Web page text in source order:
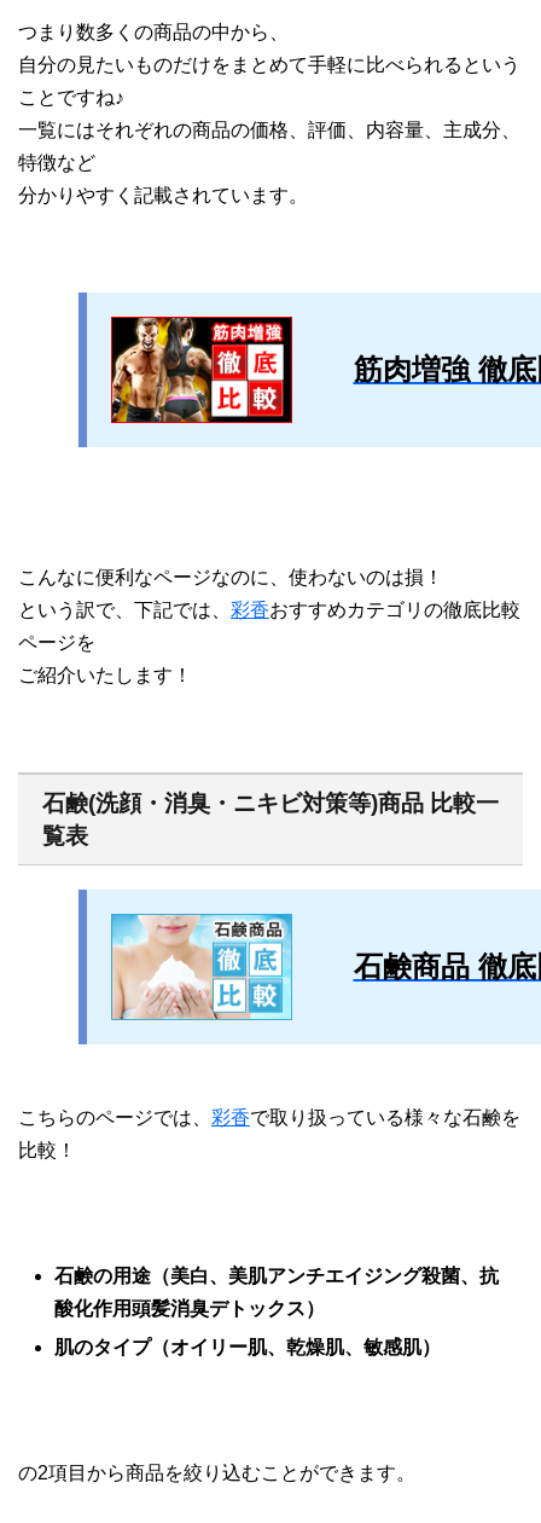
つまり数多くの商品の中から、
自分の見たいものだけをまとめて手軽に比べられるという
ことですね♪
一覧にはそれぞれの商品の価格、評価、内容量、主成分、
特徴など
分かりやすく記載されています。
筋肉増強 徹
こんなに便利なページなのに、使わないのは損！
という訳で、下記では、 彩香おすすめカテゴリの徹底比較
ページを
ご紹介いたします！
石鹸(洗顔・消臭・ニキビ対策等)商品 比較一
覧表
石鹸商品 徹
こちらのページでは、 彩香で取り扱っている様々な石鹸を
比較！
石鹸の用途（美白、美肌アンチエイジング殺菌、抗
酸化作用頭髪消臭デトックス）
肌のタイプ（オイリー肌、乾燥肌、敏感肌）
の2項目から商品を絞り込むことができます。